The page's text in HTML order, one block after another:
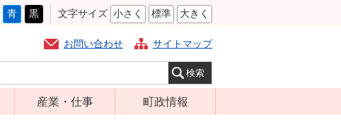
青 黒 文字サイズ 小さく 標準 大きく
お問い合わせ サイトマップ
産業・仕事 町政情報